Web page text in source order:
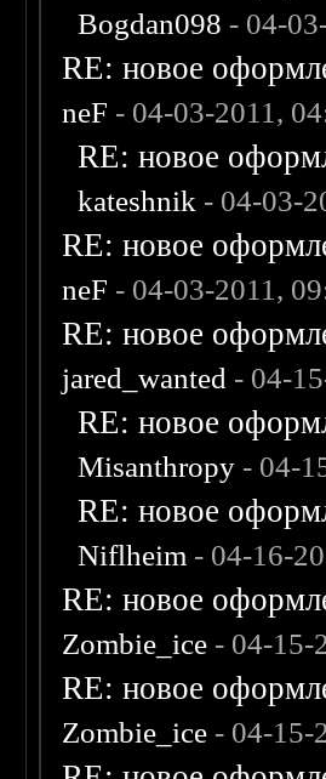
Bogdan098 - 04-
RE: новое
neF - 04-03-2011,
RE: новое
kateshnik - 04-03-
RE: новое
neF - 04-03-2011,
RE: новое
jared_wanted - 04-
RE: новое
Misanthropy - 04-
RE: новое
Niflheim - 04-16-
RE: новое
Zombie_ice - 04-15-
RE: новое
Zombie_ice - 04-15-